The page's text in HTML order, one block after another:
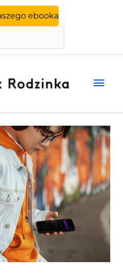
ebooka
Szukaj